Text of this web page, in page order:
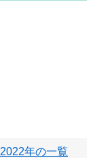
2022年の一覧